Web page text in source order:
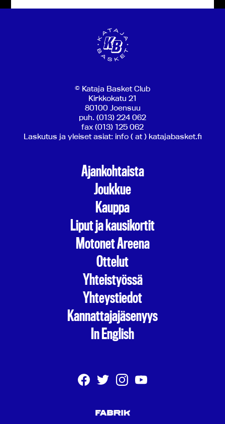
© Kataja Basket Club
Kirkkokatu 21
80100 Joensuu
puh. (013) 224 062
fax (013) 125 062
Laskutus ja yleiset asiat: info ( at ) katajabasket.fi
Ajankohtaista
Joukkue
Kauppa
Liput ja kausikortit
Motonet Areena
Ottelut
Yhteistyössä
Yhteystiedot
Kannattajajäsenyys
In English